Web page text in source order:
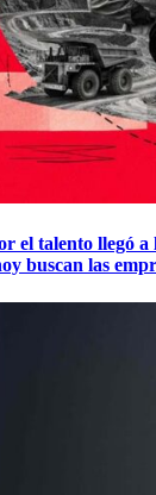
el talento llegó
buscan las